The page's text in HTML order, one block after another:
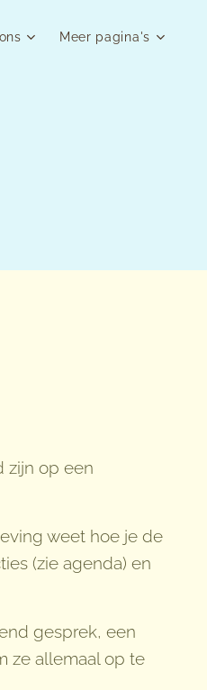
Meer pagina's
zijn op een
weet hoe je de
(zie agenda) en
gesprek, een
ze allemaal op te